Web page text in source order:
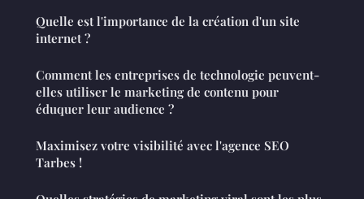
Quelle est l'importance de la création d'un site
internet ?
Comment les entreprises de technologie peuvent-
elles utiliser le marketing de contenu pour
éduquer leur audience ?
Maximisez votre visibilité avec l'agence SEO
Tarbes !